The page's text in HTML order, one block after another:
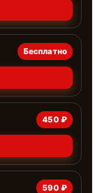
Бесплатно
450 ₽
590 ₽